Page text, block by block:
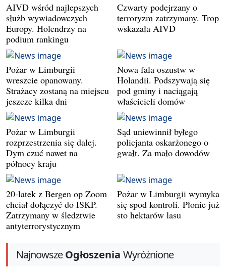
AIVD wśród najlepszych
służb wywiadowczych
Europy. Holendrzy na
podium rankingu
Czwarty podejrzany o
terroryzm zatrzymany. Trop
wskazała AIVD
Pożar w Limburgii
wreszcie opanowany.
Strażacy zostaną na miejscu
jeszcze kilka dni
Nowa fala oszustw w
Holandii. Podszywają się
pod gminy i naciągają
właścicieli domów
Pożar w Limburgii
rozprzestrzenia się dalej.
Dym czuć nawet na
północy kraju
Sąd uniewinnił byłego
policjanta oskarżonego o
gwałt. Za mało dowodów
20-latek z Bergen op Zoom
chciał dołączyć do ISKP.
Zatrzymany w śledztwie
antyterrorystycznym
Pożar w Limburgii wymyka
się spod kontroli. Płonie już
sto hektarów lasu
NajnowszeOgłoszenia Wyróżnione